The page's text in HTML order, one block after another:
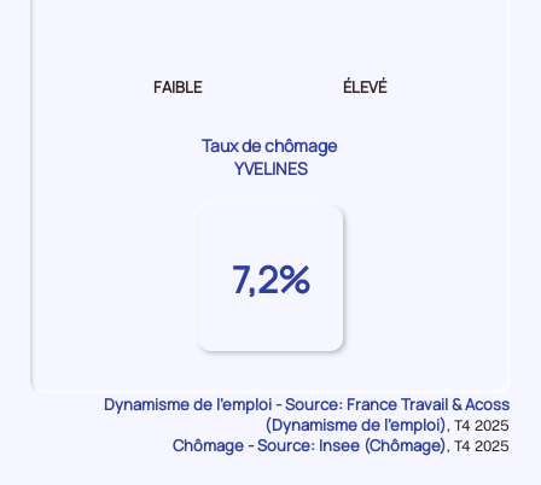
FAIBLE ÉLEVÉ
Taux de chômage
YVELINES
7,2%
Dynamisme de l'emploi - Source: France Travail & Acoss
(Dynamisme de l'emploi), Données
pour
T4 2025
Chômage - Source: Insee (Chômage), Données
T4 2025